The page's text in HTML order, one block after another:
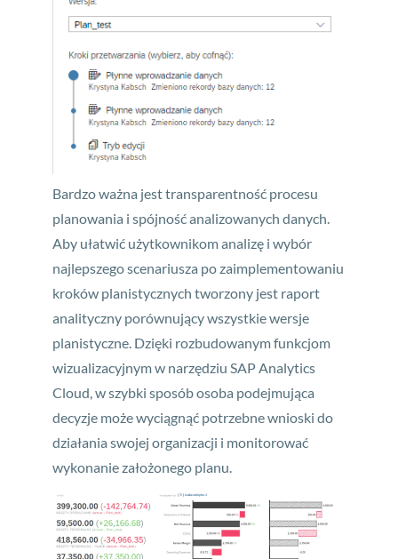
Bardzo ważna jest transparentność procesu
planowania i spójność analizowanych danych.
Aby ułatwić użytkownikom analizę i wybór
najlepszego scenariusza po zaimplementowaniu
kroków planistycznych tworzony jest raport
analityczny porównujący wszystkie wersje
planistyczne. Dzięki rozbudowanym funkcjom
wizualizacyjnym w narzędziu SAP Analytics
Cloud, w szybki sposób osoba podejmująca
decyzje może wyciągnąć potrzebne wnioski do
działania swojej organizacji i monitorować
wykonanie założonego planu.